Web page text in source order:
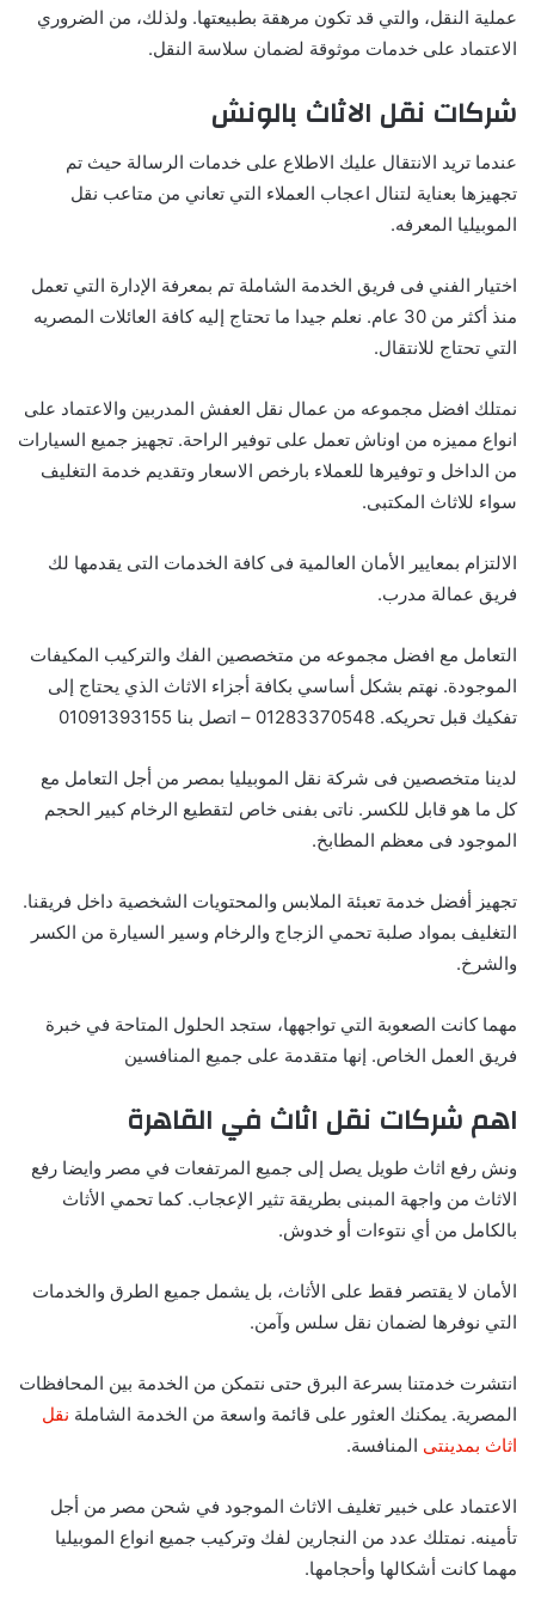
عملية النقل، والتي قد تكون مرهقة بطبيعتها. ولذلك، من الضروري
الاعتماد على خدمات موثوقة لضمان سلاسة النقل.
شركات نقل الاثاث بالونش
عندما تريد الانتقال عليك الاطلاع على خدمات الرسالة حيث تم
تجهيزها بعناية لتنال اعجاب العملاء التي تعاني من متاعب نقل
الموبيليا المعرفه.
اختيار الفني فى فريق الخدمة الشاملة تم بمعرفة الإدارة التي تعمل
منذ أكثر من 30 عام. نعلم جيدا ما تحتاج إليه كافة العائلات المصريه
التي تحتاج للانتقال.
نمتلك افضل مجموعه من عمال نقل العفش المدربين والاعتماد على
انواع مميزه من اوناش تعمل على توفير الراحة. تجهيز جميع السيارات
من الداخل و توفيرها للعملاء بارخص الاسعار وتقديم خدمة التغليف
سواء للاثاث المكتبى.
الالتزام بمعايير الأمان العالمية فى كافة الخدمات التى يقدمها لك
فريق عمالة مدرب.
التعامل مع افضل مجموعه من متخصصين الفك والتركيب المكيفات
الموجودة. نهتم بشكل أساسي بكافة أجزاء الاثاث الذي يحتاج إلى
تفكيك قبل تحريكه. 01283370548 – اتصل بنا 01091393155
لدينا متخصصين فى شركة نقل الموبيليا بمصر من أجل التعامل مع
كل ما هو قابل للكسر. ناتى بفنى خاص لتقطيع الرخام كبير الحجم
الموجود فى معظم المطابخ.
تجهيز أفضل خدمة تعبئة الملابس والمحتويات الشخصية داخل فريقنا.
التغليف بمواد صلبة تحمي الزجاج والرخام وسير السيارة من الكسر
والشرخ.
مهما كانت الصعوبة التي تواجهها، ستجد الحلول المتاحة في خبرة
فريق العمل الخاص. إنها متقدمة على جميع المنافسين
اهم شركات نقل اثاث في القاهرة
ونش رفع اثاث طويل يصل إلى جميع المرتفعات في مصر وايضا رفع
الاثاث من واجهة المبنى بطريقة تثير الإعجاب. كما تحمي الأثاث
بالكامل من أي نتوءات أو خدوش.
الأمان لا يقتصر فقط على الأثاث، بل يشمل جميع الطرق والخدمات
التي نوفرها لضمان نقل سلس وآمن.
انتشرت خدمتنا بسرعة البرق حتى نتمكن من الخدمة بين المحافظات
المصرية. يمكنك العثور على قائمة واسعة من الخدمة الشاملة نقل
اثاث بمدينتى المنافسة.
الاعتماد على خبير تغليف الاثاث الموجود في شحن مصر من أجل
تأمينه. نمتلك عدد من النجارين لفك وتركيب جميع انواع الموبيليا
مهما كانت أشكالها وأحجامها.